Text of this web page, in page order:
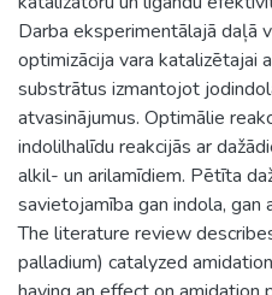
Darba eksperimentālajā daļā
optimizācija vara katalizētajai
substrātus izmantojot
atvasinājumus. Optimālie
indolilhalīdu reakcijās ar
alkil- un arilamīdiem. Pētīta
savietojamība gan indola, gan
The literature review
palladium) catalyzed